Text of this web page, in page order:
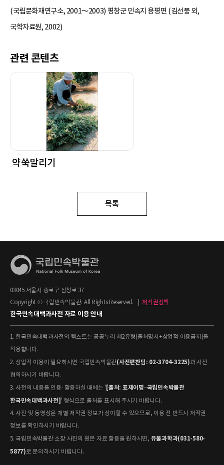
(국립문화재연구소, 2001～2003) 평창군 민속지 용평면 (김선풍 외,
국학자료원, 2002)
관련 콘텐츠
약쑥말리기
목록
03045 서울시 종로구 삼청로 37
Copyright © 국립민속박물관. All Rights Reserved.
저작권정책
한국민속대백과사전 자료 이용 안내
1. 한국민속대백과사전의 텍스트는 공공누리 제2유형(출처명시+상업적 이용금지)을
적용합니다.
2. 상업적 이용이 필요하시면 국립민속박물관(사전편찬팀: 02-3704-3225)과 사전
협의하시기 바랍니다.
3. 사전의 내용을 인용·활용하실 때에는 ' [출처: 표제어명–국립민속박물관
한국민속대백과사전] ' 형식으로 출처를 표시해 주시기 바랍니다.
4. 사진 및 동영상은 개별 저작권 정보가 상이할 수 있으므로, 이용 전 반드시 저작권
정보를 확인하시기 바랍니다.
5. 국립민속박물관 소장 사진의 원본 자료 활용을 원하시면, 유물과학과(031-580-
5877) 로 문의하시기 바랍니다.